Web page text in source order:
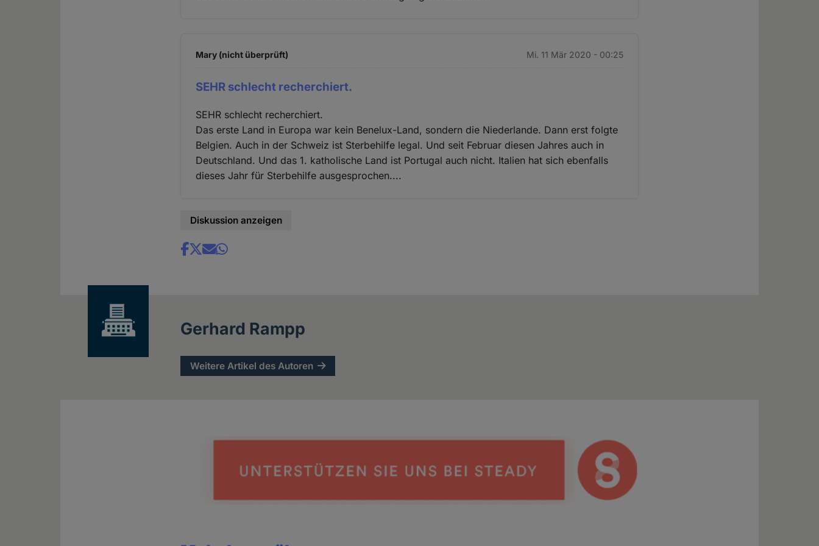
Mary (nicht überprüft) Mi. 11 Mär 2020 - 00:25
SEHR schlecht recherchiert.
SEHR schlecht recherchiert.
Das erste Land in Europa war kein Benelux-Land, sondern die Niederlande. Dann erst folgte
Belgien. Auch in der Schweiz ist Sterbehilfe legal. Und seit Februar diesen Jahres auch in
Deutschland. Und das 1. katholische Land ist Portugal auch nicht. Italien hat sich ebenfalls
dieses Jahr für Sterbehilfe ausgesprochen....
Diskussion anzeigen
Share
Gerhard Rampp
Weitere Artikel des Autoren